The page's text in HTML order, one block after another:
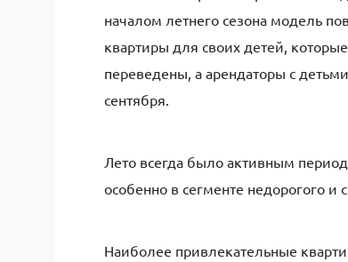
началом летнего сезона модель
квартиры для своих детей,
переведены, а арендаторы с
сентября.
Лето всегда было активным
особенно в сегменте недорогого и
Наиболее привлекательные